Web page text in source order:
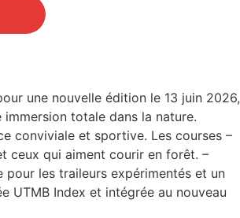
une nouvelle édition le 13 juin 2026,
totale dans la nature.
conviviale et sportive. Les courses –
ceux qui aiment courir en forêt. –
pour les traileurs expérimentés et un
UTMB Index et intégrée au nouveau